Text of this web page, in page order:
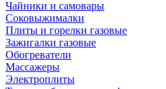
Чайники и самовары
Соковыжималки
Плиты и горелки газовые
Зажигалки газовые
Обогреватели
Массажеры
Электроплиты